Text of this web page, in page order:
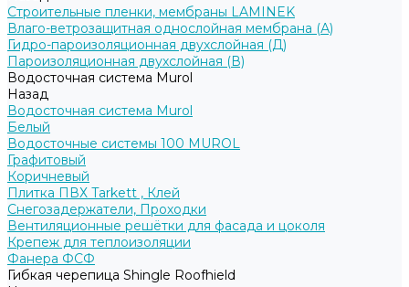
Строительные пленки, мембраны LAMINEK
Влаго-ветрозащитная однослойная мембрана (А)
Гидро-пароизоляционная двухслойная (Д)
Пароизоляционная двухслойная (В)
Водосточная система Murol
Назад
Водосточная система Murol
Белый
Водосточные системы 100 MUROL
Графитовый
Коричневый
Плитка ПВХ Tarkett , Клей
Снегозадержатели, Проходки
Вентиляционные решётки для фасада и цоколя
Крепеж для теплоизоляции
Фанера ФСФ
Гибкая черепица Shingle Roofhield